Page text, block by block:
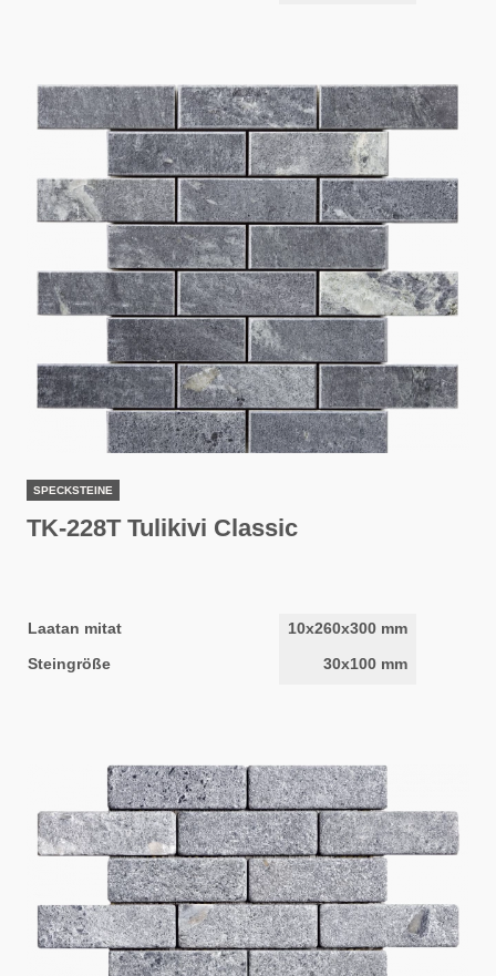
SPECKSTEINE
TK-228T Tulikivi Classic
Laatan mitat
10x260x300 mm
Steingröße
30x100 mm